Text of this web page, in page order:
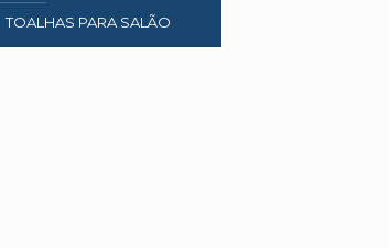
TOALHAS PARA SALÃO